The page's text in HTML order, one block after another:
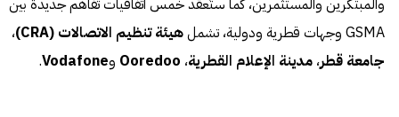
والمبتكرين والمستثمرين، كما ستُعقد خمس اتفاقيات تفاهم جديدة بين
GSMA وجهات قطرية ودولية، تشمل
هيئة تنظيم الاتصالات (CRA)
،
جامعة قطر، مدينة الإعلام القطرية، Ooredoo وVodafone
.